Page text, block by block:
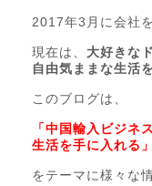
2017年3月に会社
現在は、 大好きな
自由気ままな生活
このブログは、
「中国輸入ビジネ
生活を手に入れる」
をテーマに様々な